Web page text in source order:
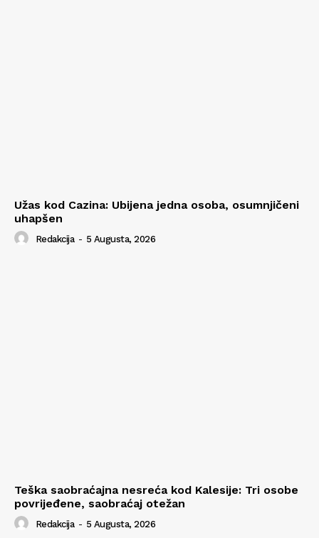
Užas kod Cazina: Ubijena jedna osoba, osumnjičeni
uhapšen
Redakcija - 5 Augusta, 2026
Teška saobraćajna nesreća kod Kalesije: Tri osobe
povrijeđene, saobraćaj otežan
Redakcija - 5 Augusta, 2026